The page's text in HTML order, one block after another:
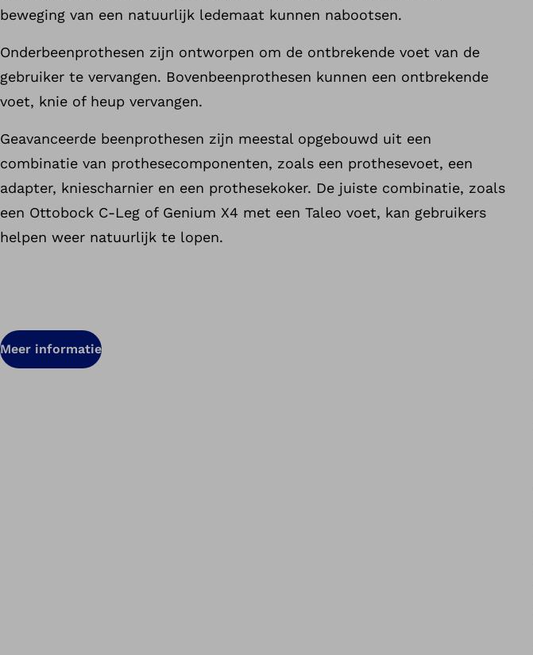
beweging van een natuurlijk ledemaat kunnen nabootsen.
Onderbeenprothesen zijn ontworpen om de ontbrekende voet van de
gebruiker te vervangen. Bovenbeenprothesen kunnen een ontbrekende
voet, knie of heup vervangen.
Geavanceerde beenprothesen zijn meestal opgebouwd uit een
combinatie van prothesecomponenten, zoals een prothesevoet, een
adapter, kniescharnier en een prothesekoker. De juiste combinatie, zoals
een Ottobock C-Leg of Genium X4 met een Taleo voet, kan gebruikers
helpen weer natuurlijk te lopen.
Meer informatie